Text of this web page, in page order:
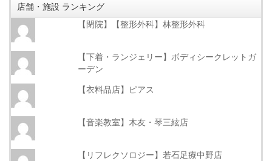
店舗・施設 ランキング
【閉院】【整形外科】林整形外科
【下着・ランジェリー】ボディシークレットガ
ーデン
【衣料品店】ピアス
【音楽教室】木友・琴三絃店
【リフレクソロジー】若石足療中野店